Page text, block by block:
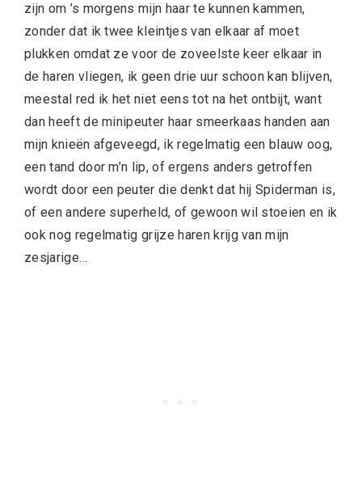
zijn om ’s morgens mijn haar te kunnen kammen,
zonder dat ik twee kleintjes van elkaar af moet
plukken omdat ze voor de zoveelste keer elkaar in
de haren vliegen, ik geen drie uur schoon kan blijven,
meestal red ik het niet eens tot na het ontbijt, want
dan heeft de minipeuter haar smeerkaas handen aan
mijn knieën afgeveegd, ik regelmatig een blauw oog,
een tand door m’n lip, of ergens anders getroffen
wordt door een peuter die denkt dat hij Spiderman is,
of een andere superheld, of gewoon wil stoeien en ik
ook nog regelmatig grijze haren krijg van mijn
zesjarige…